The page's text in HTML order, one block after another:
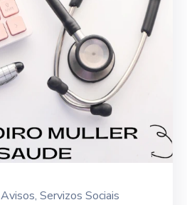
Avisos‚ Servizos Sociais